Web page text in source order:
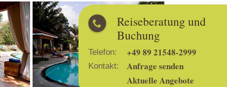
Reiseberatung und
Buchung
Telefon: +49 89 21548-2999
Kontakt:
Anfrage senden
Aktuelle Angebote
Show larger version